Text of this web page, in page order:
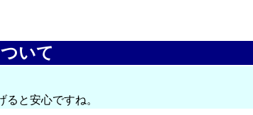
いて
と安心ですね。